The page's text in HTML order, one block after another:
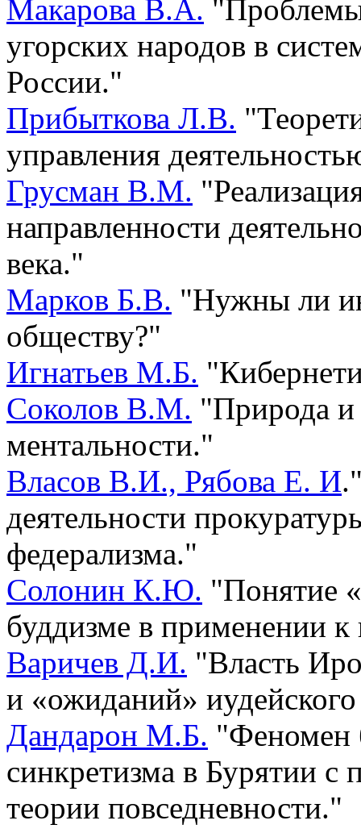
Макарова В.А.
угорских народов в
России."
Прибыткова Л.В.
управления
Грусман В.М.
направленности
века."
Марков Б.В. "Нужны ли
обществу?"
Игнатьев М.Б.
Соколов В.М. "Природа и
ментальности."
Власов В.И., Рябова Е. И
деятельности
федерализма."
Солонин К.Ю. "Понятие
буддизме в применении
Варичев Д.И. "Власть
и «ожиданий»
Дандарон М.Б. "Феномен
синкретизма в Бурятии с
теории повседневности."